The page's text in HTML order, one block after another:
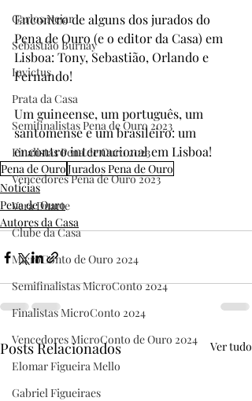
Carlos Nejar
Sebastião Burnay
Invictus
Prata da Casa
Semifinalistas Pena de Ouro 2023
Finalistas Pena de Ouro 2023
Vencedores Pena de Ouro 2023
Vera Duarte
Clube da Casa
MicroConto de Ouro 2024
Semifinalistas MicroConto 2024
Finalistas MicroConto 2024
Vencedores MicroConto de Ouro 2024
Elomar Figueira Mello
Gabriel Figueiraes
Encontro de alguns dos jurados do
Pena de Ouro (e o editor da Casa) em
Lisboa: Tony, Sebastião, Orlando e
Fernando!
Um guineense, um português, um
santomense e um brasileiro: um
encontro internacional em Lisboa!
Pena de OuroJurados Pena de Ouro
Notícias
Pena de Ouro
Autores da Casa
Posts Relacionados Ver tudo